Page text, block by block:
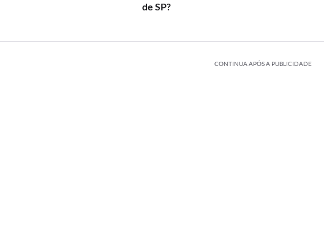
de SP?
CONTINUA APÓS A PUBLICIDADE